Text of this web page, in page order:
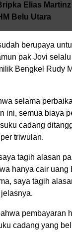
Elias Martinz
Belu Utara
berupaya
pak Jovi
Bengkel Rudy
selama
ini, semua biaya
cadang
triwulan.
tagih alasan
hanya cair uang
saya tagih
pembayaran
cadang yang